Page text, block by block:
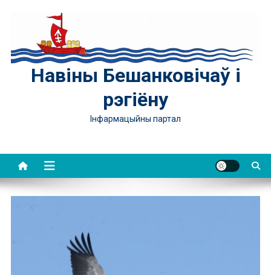
Навіны Бешанковічаў і
рэгіёну
Інфармацыйны партал